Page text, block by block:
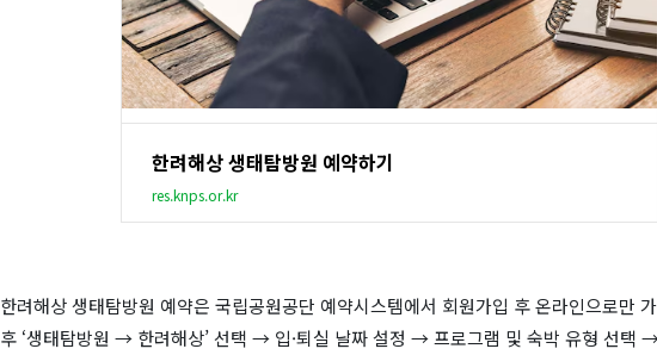
한려해상 생태탐방원 예약하기
res.knps.or.kr
한려해상 생태탐방원 예약은 국립공원공단 예약시스템에서 회원가입 후 온라인으로만
후 ‘생태탐방원 → 한려해상’ 선택 → 입·퇴실 날짜 설정 → 프로그램 및 숙박 유형 선택